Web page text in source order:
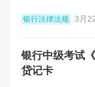
银行法律法规 3月
银行中级考试
贷记卡